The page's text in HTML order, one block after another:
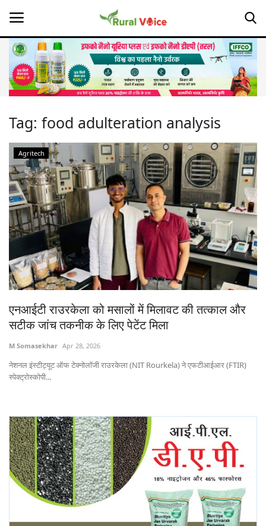
Home
About Us
Leadership Profiles
Opinion
Politics
Magazine
States
Events
Agribusiness
Agritech
International
Rural Dialogue
Ground Report
Rural Connect
Tag: food adulteration analysis
Agritech
एनआईटी राउरकेला को मसालों में मिलावट की तत्काल और
सटीक जांच तकनीक के लिए पेटेंट मिला
M Somasekhar Apr 28, 2026
नेशनल इंस्टीट्यूट ऑफ टेक्नोलॉजी राउरकेला (NIT Rourkela) ने एफटीआईआर (FTIR)
स्पेक्ट्रोस्कोपी...